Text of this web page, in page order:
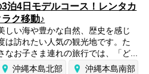
3泊4日モデルコース！レンタカ
ク移動♪
しい海や豊かな自然、歴史を感じ
は訪れたい人気の観光地です。た
なお子さま連れの旅行では、「ど...
沖縄本島北部 沖縄本島南部